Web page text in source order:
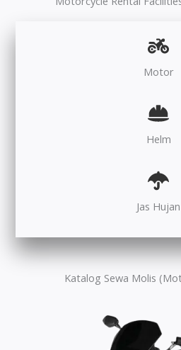
Motor
Helm
Jas Hujan
Katalog Sewa Molis